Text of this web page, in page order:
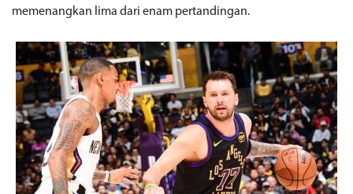
memenangkan lima dari enam pertandingan.